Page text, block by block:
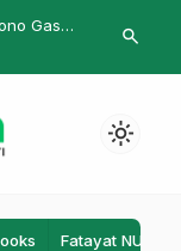
Orang Saksikan
search
light_mode
Fatayat NU